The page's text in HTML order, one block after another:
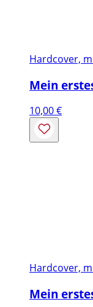
Hardcover,
Mein
10,00€
Hardcover,
Mein